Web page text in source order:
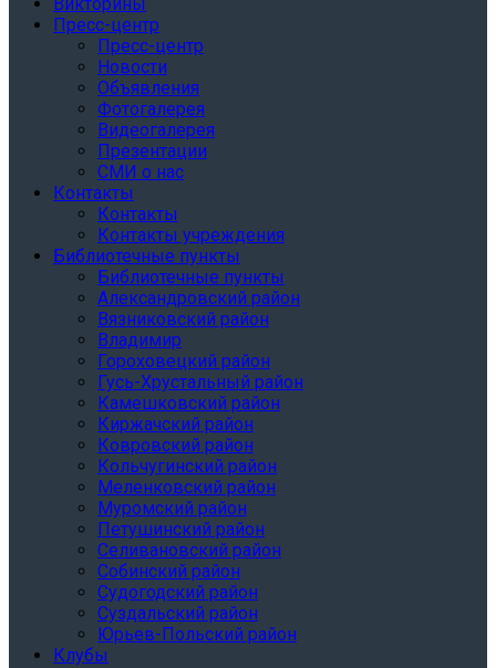
Викторины
Пресс-центр
Пресс-центр
Новости
Объявления
Фотогалерея
Видеогалерея
Презентации
СМИ о нас
Контакты
Контакты
Контакты учреждения
Библиотечные пункты
Библиотечные пункты
Александровский район
Вязниковский район
Владимир
Гороховецкий район
Гусь-Хрустальный район
Камешковский район
Киржачский район
Ковровский район
Кольчугинский район
Меленковский район
Муромский район
Петушинский район
Селивановский район
Собинский район
Судогодский район
Суздальский район
Юрьев-Польский район
Клубы